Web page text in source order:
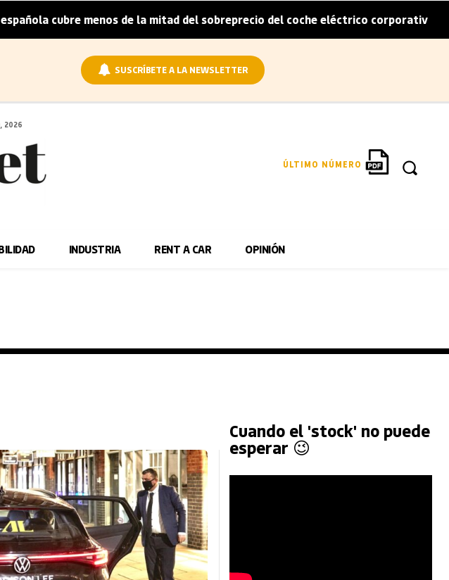
cubre menos de la mitad del sobreprecio del coche eléctrico corporativo | Arval
SUSCRÍBETE A LA NEWSLETTER
2026
ÚLTIMO NÚMERO
INDUSTRIA RENT A CAR OPINIÓN
Cuando el 'stock' no puede
esperar 😉